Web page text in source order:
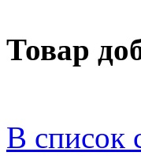
Товар
В список